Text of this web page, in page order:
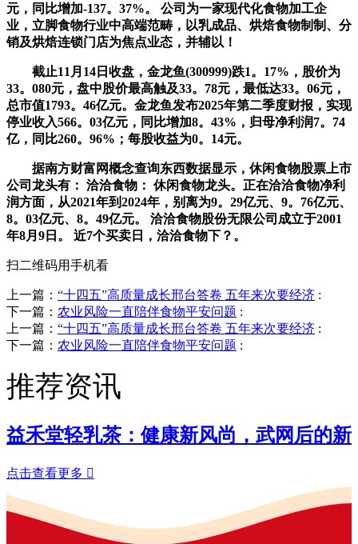
元，同比增加-137。37%。 公司为一家现代化食物加工企
业，立脚食物行业中高端范畴，以乳成品、烘焙食物制制、分
销及烘焙连锁门店为焦点业态，并辅以！
截止11月14日收盘，金龙鱼(300999)跌1。17%，股价为
33。080元，盘中股价最高触及33。78元，最低达33。06元，
总市值1793。46亿元。金龙鱼发布2025年第二季度财报，实现
停业收入566。03亿元，同比增加8。43%，归母净利润7。74
亿，同比260。96%；每股收益为0。14元。
据南方财富网概念查询东西数据显示，休闲食物股票上市
公司龙头有： 洽洽食物： 休闲食物龙头。正在洽洽食物净利
润方面，从2021年到2024年，别离为9。29亿元、9。76亿元、
8。03亿元、8。49亿元。 洽洽食物股份无限公司成立于2001
年8月9日。 近7个买卖日，洽洽食物下？。
扫二维码用手机看
上一篇： “十四五”高质量成长邢台答卷 五年来次要经济 :
下一篇： 农业风险一直陪伴食物平安问题 :
上一篇： “十四五”高质量成长邢台答卷 五年来次要经济 :
下一篇： 农业风险一直陪伴食物平安问题 :
推荐资讯
益禾堂轻乳茶：健康新风尚，武网后的新
点击查看更多 